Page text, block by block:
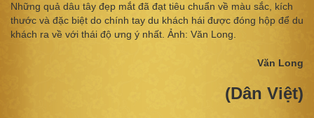
Những quả dâu tây đẹp mắt đã đạt tiêu chuẩn về màu sắc, kích
thước và đặc biệt do chính tay du khách hái được đóng hộp để du
khách ra về với thái độ ưng ý nhất. Ảnh: Văn Long.
Văn Long
(Dân Việt)